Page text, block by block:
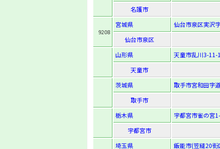
名護市
9208
宮城県
仙台市泉区実沢
仙台市泉区
山形県
天童市乱川3-11-
天童市
茨城県
取手市宮和田字
取手市
栃木県
宇都宮市雀の宮
宇都宮市
埼玉県
飯能市(笠縫20街